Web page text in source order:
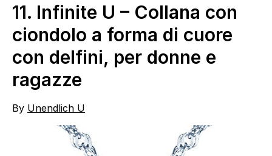
11. Infinite U – Collana con
ciondolo a forma di cuore
con delfini, per donne e
ragazze
By Unendlich U